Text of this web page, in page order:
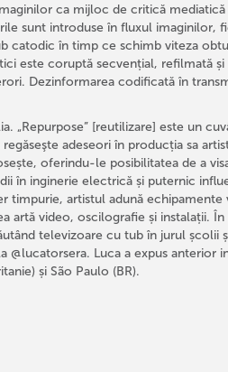
ca mijloc de critică
sunt introduse în fluxul imaginilor,
catodic în timp ce schimb viteza
este coruptă secvențial, refilmată
Dezinformarea codificată în
„Repurpose” [reutilizare] este un
adeseori în producția sa
oferindu-le posibilitatea de a
în inginerie electrică și puternic
timpurie, artistul adună echipamente
artă video, oscilografie și instalații.
televizoare cu tub în jurul școlii
Luca a expus anterior
și São Paulo (BR).